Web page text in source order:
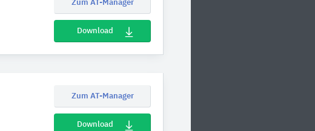
Zum AT-Manager
Download
Zum AT-Manager
Download